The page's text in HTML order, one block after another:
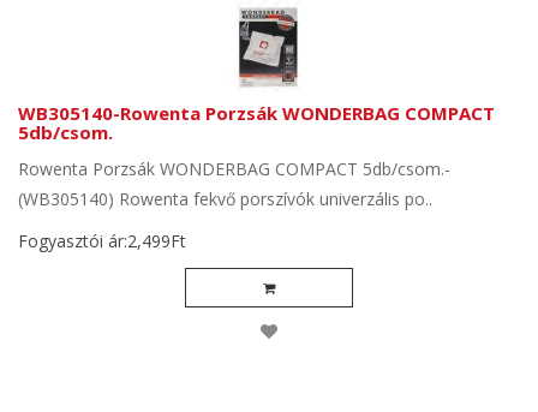
WB305140-Rowenta Porzsák WONDERBAG COMPACT
5db/csom.
Rowenta Porzsák WONDERBAG COMPACT 5db/csom.-
(WB305140) Rowenta fekvő porszívók univerzális po..
Fogyasztói ár:2,499Ft